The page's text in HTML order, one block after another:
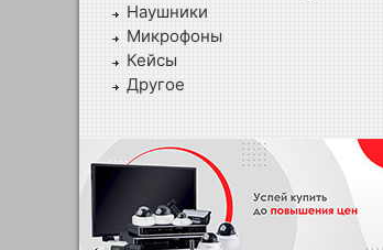
Наушники
Микрофоны
Кейсы
Другое